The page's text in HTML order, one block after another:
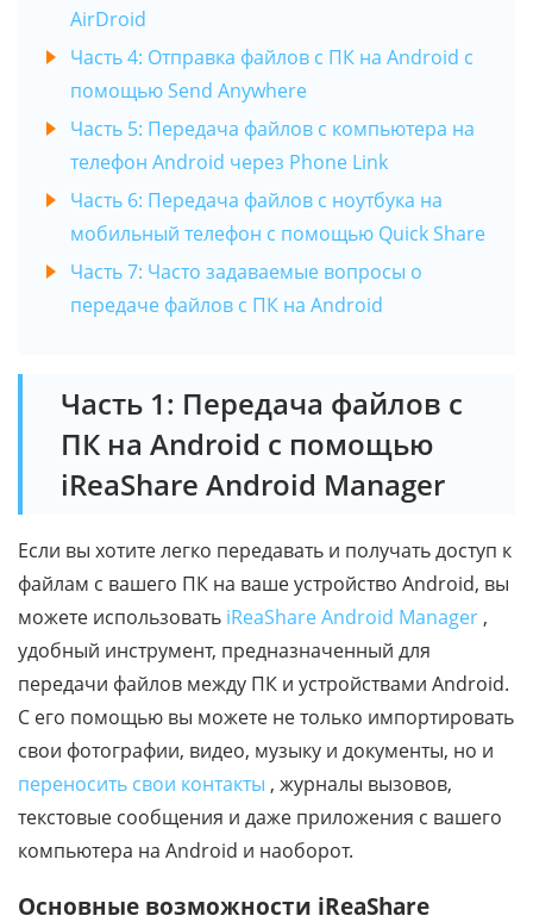
AirDroid
Часть 4: Отправка файлов с ПК на Android с
помощью Send Anywhere
Часть 5: Передача файлов с компьютера на
телефон Android через Phone Link
Часть 6: Передача файлов с ноутбука на
мобильный телефон с помощью Quick Share
Часть 7: Часто задаваемые вопросы о
передаче файлов с ПК на Android
Часть 1: Передача файлов с
ПК на Android с помощью
iReaShare Android Manager
Если вы хотите легко передавать и получать доступ к
файлам с вашего ПК на ваше устройство Android, вы
можете использовать iReaShare Android Manager ,
удобный инструмент, предназначенный для
передачи файлов между ПК и устройствами Android.
С его помощью вы можете не только импортировать
свои фотографии, видео, музыку и документы, но и
переносить свои контакты , журналы вызовов,
текстовые сообщения и даже приложения с вашего
компьютера на Android и наоборот.
Основные возможности iReaShare